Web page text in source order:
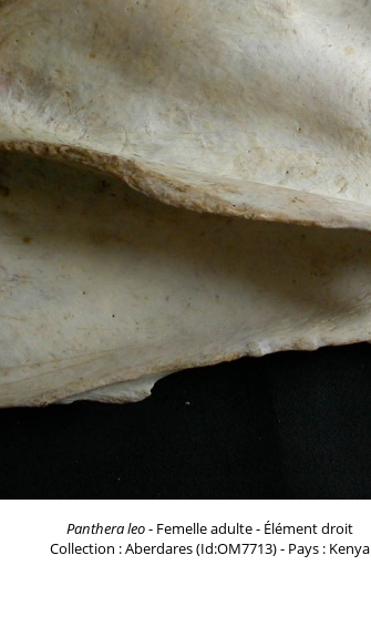
Panthera leo- Femelle adulte - Élément droit
Collection : Aberdares (Id:OM7713) - Pays : Kenya